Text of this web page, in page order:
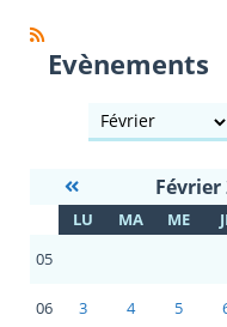
Evènements
mois
Février
LU MA ME
05
06 3 4 5